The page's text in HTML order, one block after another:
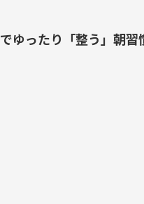
ゆったり「整う」朝